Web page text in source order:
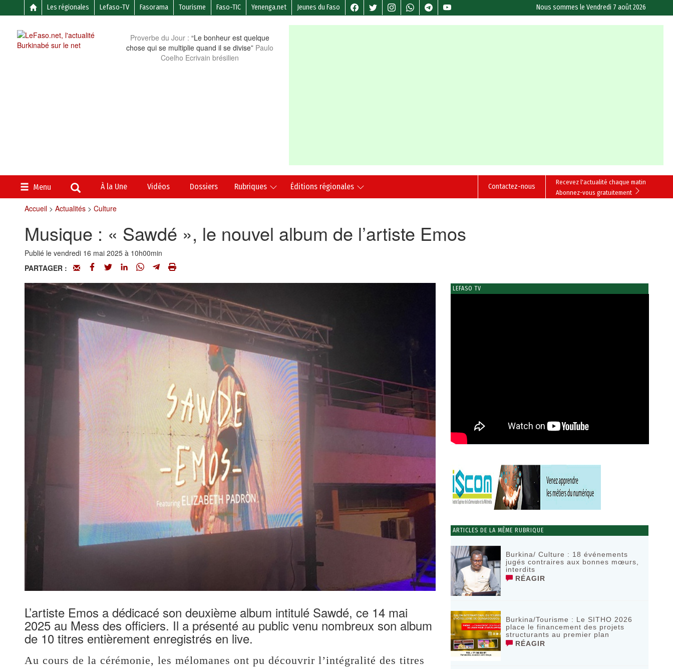
Les régionales Lefaso-TV Fasorama Tourisme Faso-TIC Yenenga.net Jeunes du Faso Nous sommes leVendredi 7 août 2026
Proverbe du Jour : “Le bonheur est quelque
chose qui se multiplie quand il se divise” Paulo
Coelho Ecrivain brésilien
Menu À la Une Vidéos Dossiers Rubriques Éditions régionales
Recevez l'actualité chaque matin
Abonnez-vous gratuitement
Contactez-nous
Accueil> Actualités> Culture
Musique : « Sawdé », le nouvel album de l’artiste Emos
Publié le vendredi 16 mai 2025 à 10h00min
PARTAGER :
L’artiste Emos a dédicacé son deuxième album intitulé Sawdé, ce 14 mai
2025 au Mess des officiers. Il a présenté au public venu nombreux son album
de 10 titres entièrement enregistrés en live.
Au cours de la cérémonie, les mélomanes ont pu découvrir l’intégralité des titres
LEFASO TV
ARTICLES DE LA MÊME RUBRIQUE
Burkina/ Culture : 18 événements
jugés contraires aux bonnes mœurs,
interdits
RÉAGIR
Burkina/Tourisme : Le SITHO 2026
place le financement des projets
structurants au premier plan
RÉAGIR